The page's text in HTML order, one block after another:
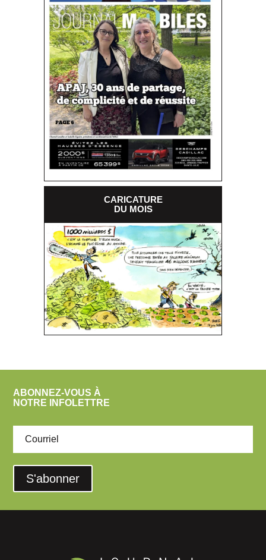
CARICATURE
DU MOIS
ABONNEZ-VOUS À
NOTRE INFOLETTRE
S'abonner